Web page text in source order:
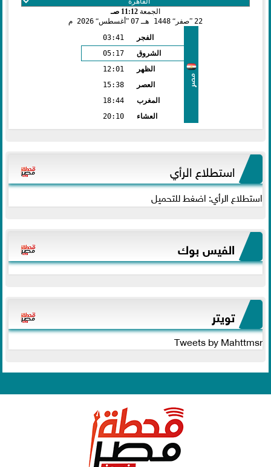
الجمعة 11:12 صـ
22 صفر 1448 هـ 07 أغسطس 2026 م
مصر
الفجر
03:41
الشروق
05:17
الظهر
12:01
العصر
15:38
المغرب
18:44
العشاء
20:10
استطلاع الرأي
استطلاع الرأي: اضغط للتحميل
الفيس بوك
تويتر
Tweets by Mahttmsr